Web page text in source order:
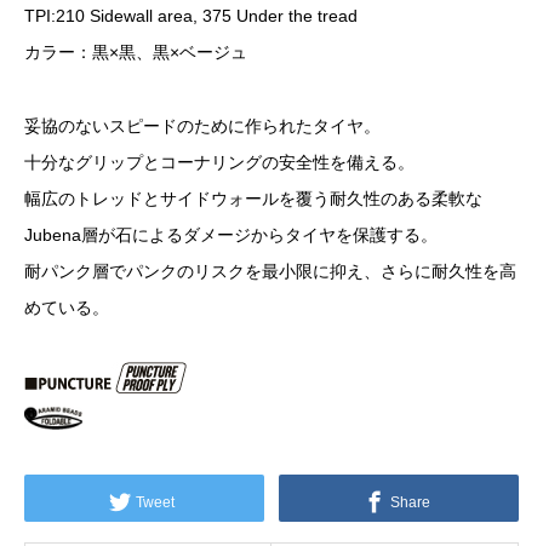
TPI:210 Sidewall area, 375 Under the tread
カラー：黒×黒、黒×ベージュ
妥協のないスピードのために作られたタイヤ。
十分なグリップとコーナリングの安全性を備える。
幅広のトレッドとサイドウォールを覆う耐久性のある柔軟な
Jubena層が石によるダメージからタイヤを保護する。
耐パンク層でパンクのリスクを最小限に抑え、さらに耐久性を高
めている。
Tweet Share